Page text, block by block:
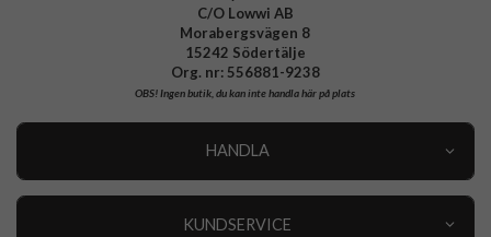
C/O Lowwi AB
Morabergsvägen 8
15242 Södertälje
Org. nr: 556881-9238
OBS!Ingen butik, du kan inte handla här på plats
HANDLA
KUNDSERVICE